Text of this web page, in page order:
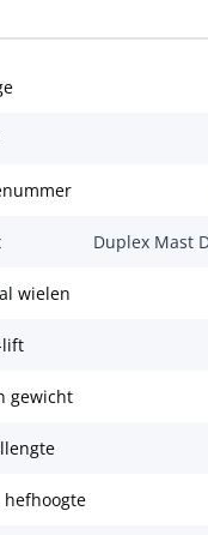
Duplex Mast
wielen
lift
gewicht
hefhoogte